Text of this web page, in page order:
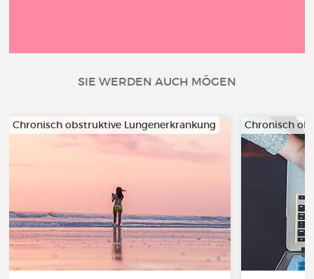
SIE WERDEN AUCH MÖGEN
Chronisch obstruktive Lungenerkrankung Chronisch